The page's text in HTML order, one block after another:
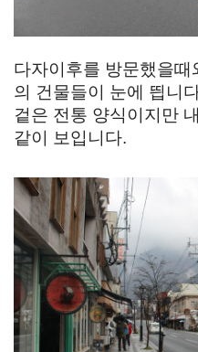
다자이후를 방문했을
의 건물들이 눈에 띕니
겉은 전통 양식이지만
같이 보입니다.